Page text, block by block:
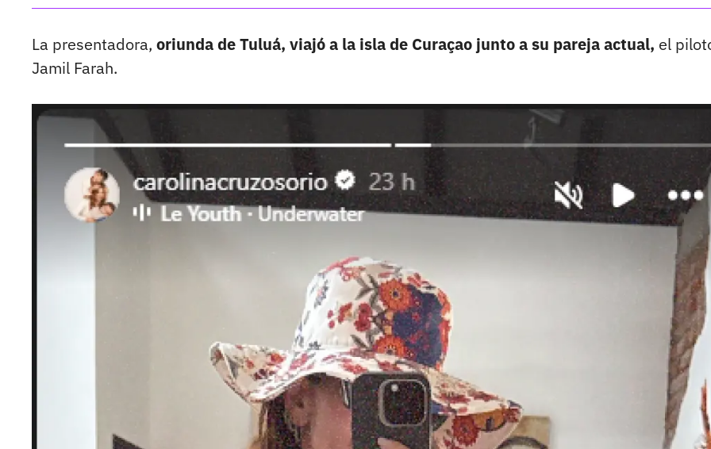
La presentadora, oriunda de Tuluá, viajó a la isla de Curaçao junto a su pareja actual, el
Jamil Farah.